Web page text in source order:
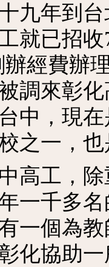
九年到
就已招
經費辦
調來彰
中，現
之一，
高工，
一千多
一個為
化協助